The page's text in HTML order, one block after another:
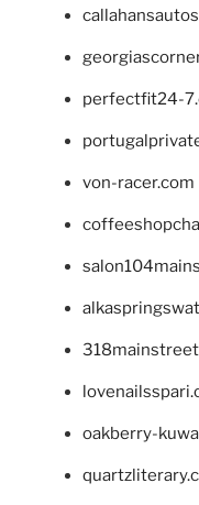
perfectfit24-
von-racer.com
oakberry-